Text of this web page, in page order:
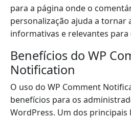
para a página onde o
personalização ajuda a tornar
informativas e relevantes
Benefícios do WP
Notification
O uso do WP Comment
benefícios para os
WordPress. Um dos principais